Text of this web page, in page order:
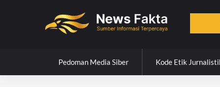
Pedoman Media Siber Kode Etik